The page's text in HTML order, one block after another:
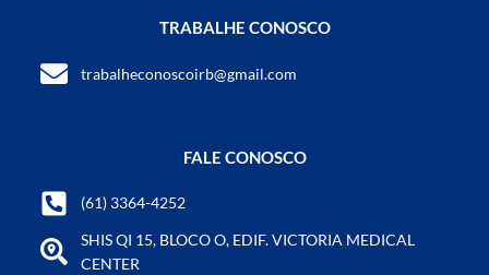
TRABALHE CONOSCO
trabalheconoscoirb@gmail.com
FALE CONOSCO
(61) 3364-4252
SHIS QI 15, BLOCO O, EDIF. VICTORIA MEDICAL
CENTER